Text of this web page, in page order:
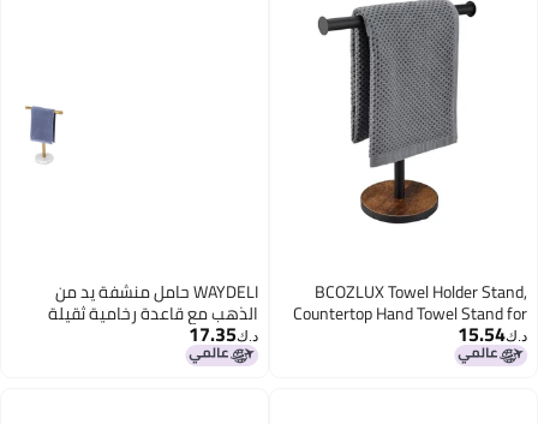
BCOZLUX Towel Holder Stand,
Countertop Hand Towel Stand for
Bathroom and Kitchen, Free
Standing Counter Towel Rack with
د.ك‏15.54
WAYDELI حامل منشفة يد من
الذهب مع قاعدة رخامية ثقيلة
شكل T حامل منشفة قائم لكونتر
الحمام
د.ك‏17.35